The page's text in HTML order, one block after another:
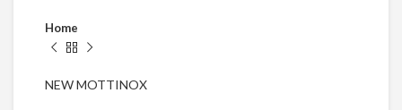
Home
NEW MOTTINOX